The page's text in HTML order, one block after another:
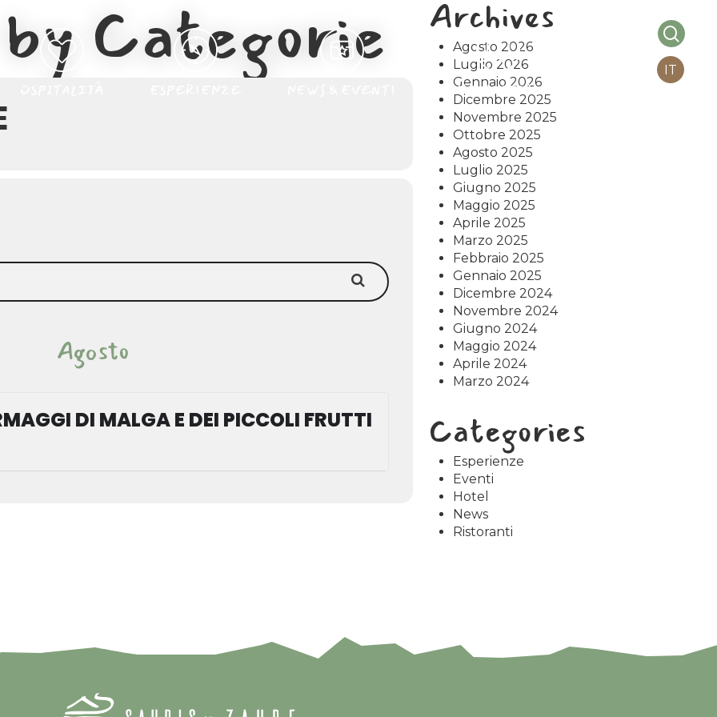
IT
INFO PRATICHE
Categorie
Agosto
DI MALGA E DEI PICCOLI FRUTTI
Archives
Agosto 2026
Luglio 2026
Gennaio 2026
Dicembre 2025
Novembre 2025
Ottobre 2025
Agosto 2025
Luglio 2025
Giugno 2025
Maggio 2025
Aprile 2025
Marzo 2025
Febbraio 2025
Gennaio 2025
Dicembre 2024
Novembre 2024
Giugno 2024
Maggio 2024
Aprile 2024
Marzo 2024
Categories
Esperienze
Eventi
Hotel
News
Ristoranti